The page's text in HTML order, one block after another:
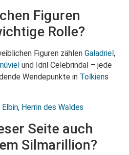
Figuren
Rolle?
Figuren zählen Galadriel,
und Idril Celebrindal – jede
Wendepunkte in Tolkiens
Herrin des Waldes
Seite auch
Silmarillion?